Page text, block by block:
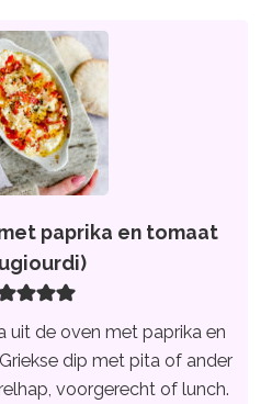
paprika en tomaat
uit de oven met paprika en
dip met pita of ander
voorgerecht of lunch.